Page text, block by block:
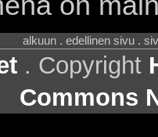
alkuun . edellinen sivu .
. Copyright
Commons